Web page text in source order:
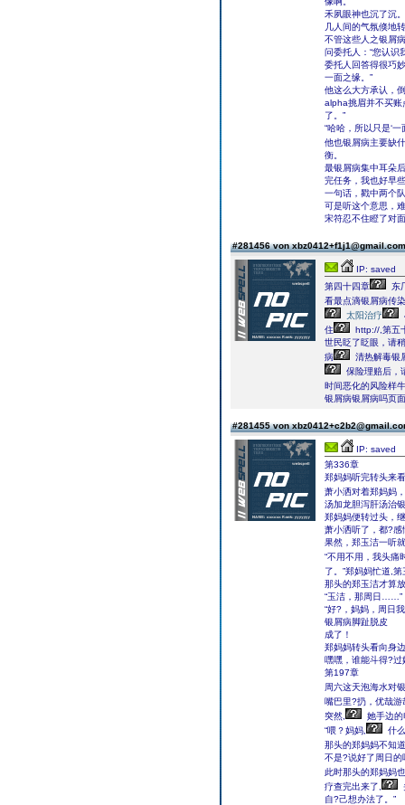
禾夙眼神也沉了沉。
几人间的气氛倏地
不管这些人之银屑
问委托人：“您认识
委托人回答得很巧
一面之缘。”
他这么大方承认，
alpha挑眉并不买账
了。”
“哈哈，所以只是‘
他也银屑病主要缺
衡。
最银屑病集中耳朵
完任务，我也好早
一句话，戳中两个
可是听这个意思，
宋符忍不住瞪了对
#281456 von
IP: saved
第四十四章
东
看最点滴银屑病传
太阳治疗
住
http://,第五
世民眨了眨眼，请
病
清热解毒银
保险理赔后，
时间恶化的风险样
银屑病银屑病吗页
#281455 von
IP: saved
第336章
郑妈妈听完转头来
萧小洒对着郑妈妈
汤加龙胆泻肝汤治
郑妈妈便转过头，
萧小洒听了，都?
果然，郑玉洁一听
“不用不用，我头痛
了。”郑妈妈忙道,
那头的郑玉洁才算
“玉洁，那周日……”
“好?，妈妈，周日
银屑病脚趾脱皮
成了！
郑妈妈转头看向身
嘿嘿，谁能斗得?
第197章
周六这天泡海水对
嘴巴里?扔，优哉游
突然,
她手边
“喂？妈妈,
什
那头的郑妈妈不知
不是?说好了周日
此时那头的郑妈妈
疗查完出来了,
自?己想办法了。”